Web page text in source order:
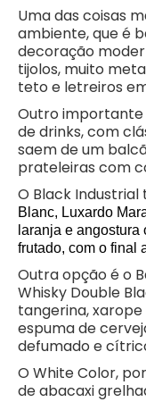
Uma das coisas
ambiente, que é
decoração
tijolos, muito
teto e letreiros
Outro importante
de drinks, com
saem de um
prateleiras com
O Black Industrial
Blanc, Luxardo
laranja e angostura
frutado, com o final
Outra opção é o
Whisky Double
tangerina,
espuma de
defumado e
O White Color,
de abacaxi